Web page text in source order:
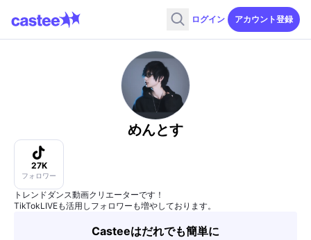
ログイン アカウント登録
めんとす
27K
フォロワー
トレンドダンス動画クリエーターです！
TikTokLIVEも活用しフォロワーも増やしております。
Casteeはだれでも簡単に